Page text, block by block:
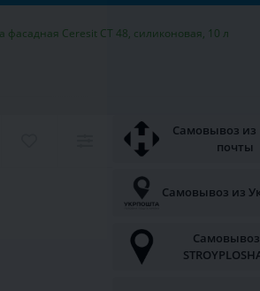
фасадная Ceresit CT 48, силиконовая, 10 л
Самовывоз из
почты
Самовывоз из